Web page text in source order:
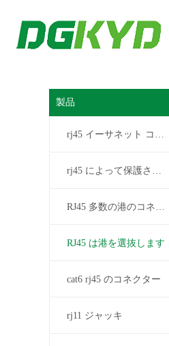
製品
rj45 イーサネット コネクター
rj45 によって保護されるコネクター
RJ45 多数の港のコネクター
RJ45 は港を選抜します
cat6 rj45 のコネクター
rj11 ジャッキ